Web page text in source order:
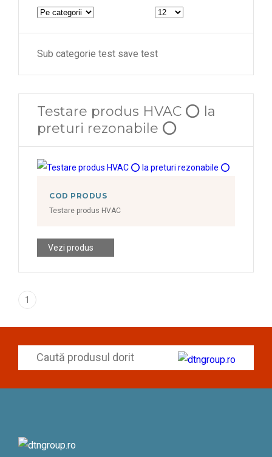
Sub categorie test save test
Testare produs HVAC ⭕ la
preturi rezonabile ⭕
COD PRODUS
Testare produs HVAC
Vezi produs
1